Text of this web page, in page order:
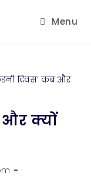
Menu
और क्यों